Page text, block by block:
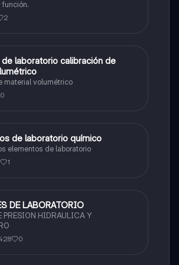
2
laboratorio calibración de
material volumétrico
0
de laboratorio químico
elementos de laboratorio
1
DE LABORATORIO
PRESION HIDRAULICA Y
0